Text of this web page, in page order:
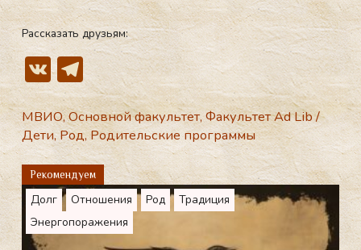
Рассказать друзьям:
V
K
T
el
e
gr
a
m
МВИО,Основной факультет,Факультет Ad Lib/
Дети,Род,Родительские программы
Рекомендуем
Долг Отношения Род
Традиция
Энергопоражения